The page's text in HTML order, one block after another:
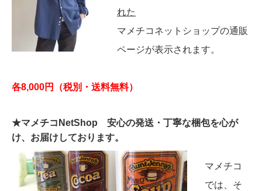
れた
マメチコネットショップの通販
ページが表示されます。
各8,000円（税別・送料無料）
★マメチコNetShop 安心の発送・丁寧な梱包を心が
け、お届けしております。
マメチコ
では、そ